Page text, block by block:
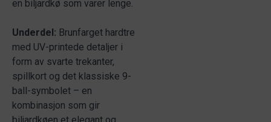
en biljardkø som varer lenge.
Underdel: Brunfarget hardtre
med UV-printede detaljer i
form av svarte trekanter,
spillkort og det klassiske 9-
ball-symbolet – en
kombinasjon som gir